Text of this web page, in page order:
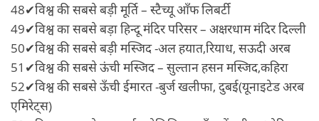
48✔विश्व की सबसे बड़ी मूर्ति – स्टैच्यू आँफ लिबर्टी
49✔विश्व का सबसे बड़ा हिन्दू मंदिर परिसर – अक्षरधाम मंदिर दिल्ली
50✔विश्व की सबसे बड़ी मस्जिद -अल हयात,रियाध, सऊदी अरब
51✔विश्व की सबसे ऊंची मस्जिद – सुल्तान हसन मस्जिद,कहिरा
52✔विश्व की सबसे ऊँची ईमारत -बुर्ज खलीफा, दुबई(यूनाइटेड अरब
एमिरेट्स)